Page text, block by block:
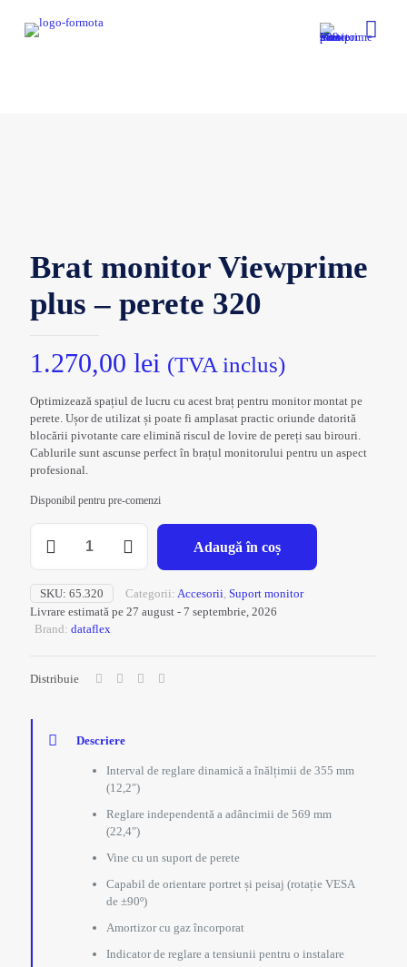
Brat monitor Viewprime
plus – perete 320
1.270,00 lei (TVA inclus)
Optimizează spațiul de lucru cu acest braț pentru monitor montat pe
perete. Ușor de utilizat și poate fi amplasat practic oriunde datorită
blocării pivotante care elimină riscul de lovire de pereți sau birouri.
Cablurile sunt ascunse perfect în brațul monitorului pentru un aspect
profesional.
Disponibil pentru pre-comenzi
monitor
Viewprime
plus
-
perete
Adaugă în coș
SKU: 65.320 Categorii: Accesorii, Suport monitor
Livrare estimată pe 27 august - 7 septembrie, 2026
Brand: dataflex
Distribuie
Descriere
Interval de reglare dinamică a înălțimii de 355 mm
(12,2″)
Reglare independentă a adâncimii de 569 mm
(22,4″)
Vine cu un suport de perete
Capabil de orientare portret și peisaj (rotație VESA
de ±90º)
Amortizor cu gaz încorporat
Indicator de reglare a tensiunii pentru o instalare